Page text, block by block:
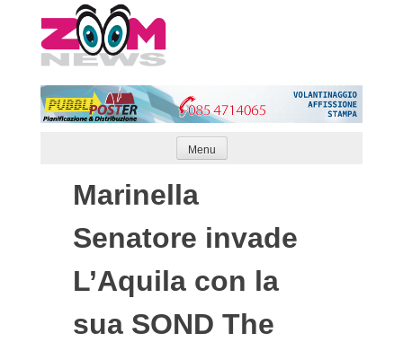
to
content
Menu
Marinella
Senatore invade
L’Aquila con la
sua SOND The